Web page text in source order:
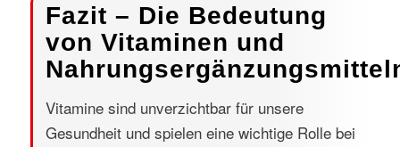
Fazit – Die Bedeutung
von Vitaminen und
Vitamine sind unverzichtbar für unsere
Gesundheit und spielen eine wichtige Rolle bei